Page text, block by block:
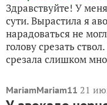
Здравствуйте! У
сути. Вырастила я
нарадоваться не
голову срезать
срезала слишком
MariamMariam11 21